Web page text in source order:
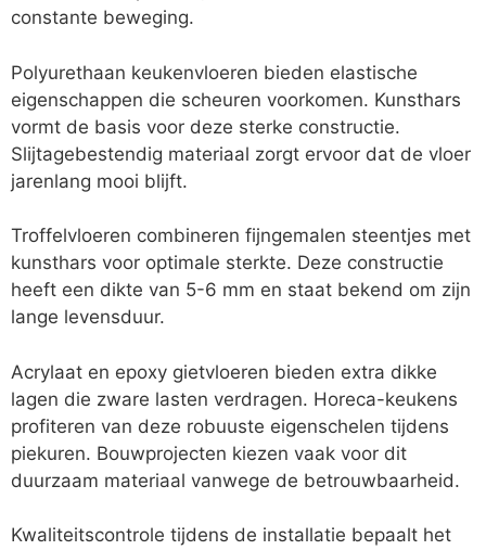
constante beweging.
Polyurethaan keukenvloeren bieden elastische
eigenschappen die scheuren voorkomen. Kunsthars
vormt de basis voor deze sterke constructie.
Slijtagebestendig materiaal zorgt ervoor dat de vloer
jarenlang mooi blijft.
Troffelvloeren combineren fijngemalen steentjes met
kunsthars voor optimale sterkte. Deze constructie
heeft een dikte van 5-6 mm en staat bekend om zijn
lange levensduur.
Acrylaat en epoxy gietvloeren bieden extra dikke
lagen die zware lasten verdragen. Horeca-keukens
profiteren van deze robuuste eigenschelen tijdens
piekuren. Bouwprojecten kiezen vaak voor dit
duurzaam materiaal vanwege de betrouwbaarheid.
Kwaliteitscontrole tijdens de installatie bepaalt het